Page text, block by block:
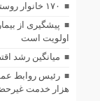
۱۷۰ خانوار روستایی در هلیلان از نعمت گاز برخوردار شدند
پیشگیری از
اولویت است
میانگین رشد اقتصادی
هزار خدمت